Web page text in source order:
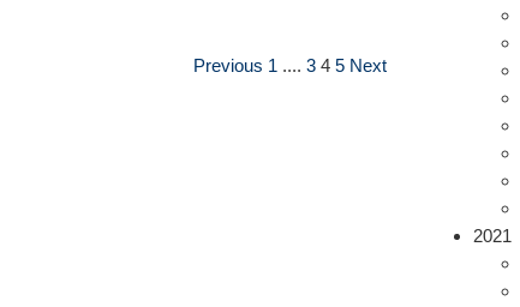
Previous 1 .... 3 4 5 Next
2021